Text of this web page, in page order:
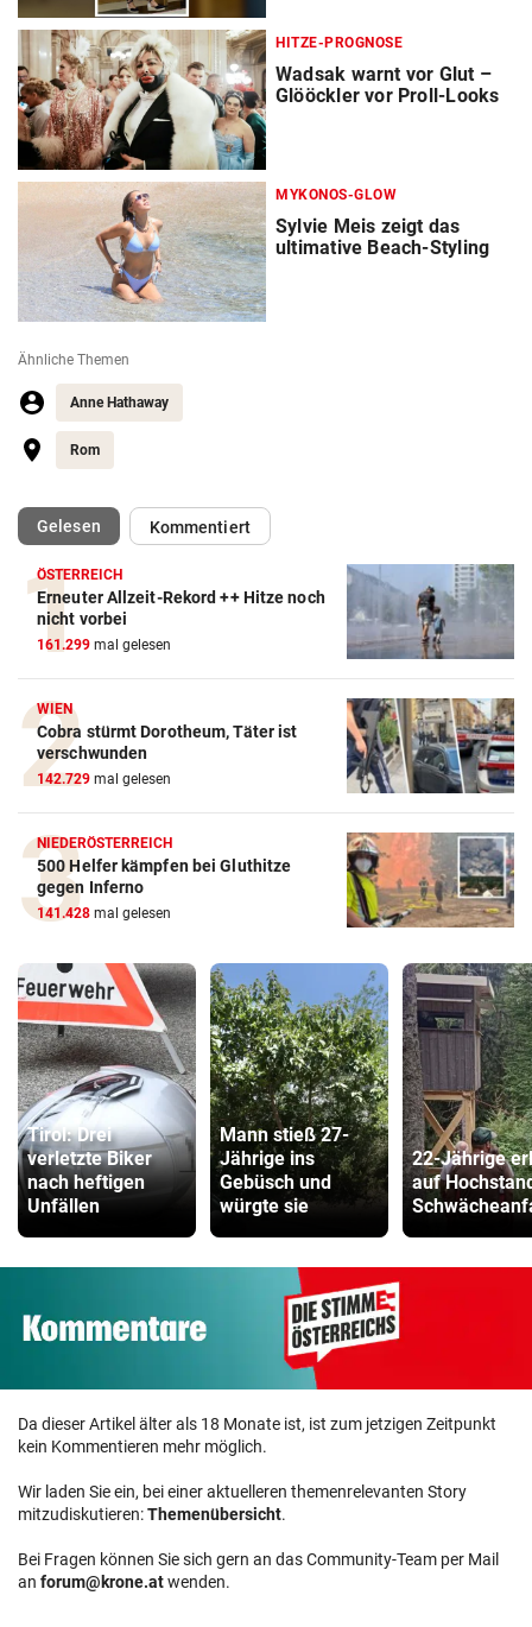
HITZE-PROGNOSE
Wadsak warnt vor Glut –
Glööckler vor Proll-Looks
MYKONOS-GLOW
Sylvie Meis zeigt das
ultimative Beach-Styling
Ähnliche Themen
Anne Hathaway
Rom
Gelesen(ausgewählt)Kommentiert
ÖSTERREICH
Erneuter Allzeit-Rekord ++ Hitze noch
nicht vorbei
161.299 mal gelesen
WIEN
Cobra stürmt Dorotheum, Täter ist
verschwunden
142.729 mal gelesen
NIEDERÖSTERREICH
500 Helfer kämpfen bei Gluthitze
gegen Inferno
141.428 mal gelesen
Tirol: Drei
verletzte Biker
nach heftigen
Unfällen
Mann stieß 27-
Jährige ins
Gebüsch und
würgte sie
22-Jährige
auf
Da dieser Artikel älter als 18 Monate ist, ist zum jetzigen Zeitpunkt
kein Kommentieren mehr möglich.
Wir laden Sie ein, bei einer aktuelleren themenrelevanten Story
mitzudiskutieren:Themenübersicht.
Bei Fragen können Sie sich gern an das Community-Team per Mail
an forum@krone.atwenden.